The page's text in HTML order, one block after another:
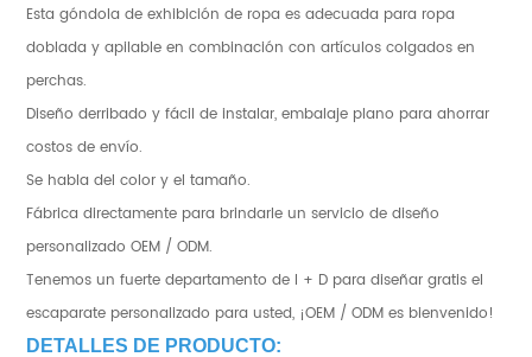
Esta góndola de exhibición de ropa es adecuada para ropa
doblada y apilable en combinación con artículos colgados en
perchas.
Diseño derribado y fácil de instalar, embalaje plano para ahorrar
costos de envío.
Se habla del color y el tamaño.
Fábrica directamente para brindarle un servicio de diseño
personalizado OEM / ODM.
Tenemos un fuerte departamento de I + D para diseñar gratis el
escaparate personalizado para usted, ¡OEM / ODM es bienvenido!
DETALLES DE PRODUCTO: